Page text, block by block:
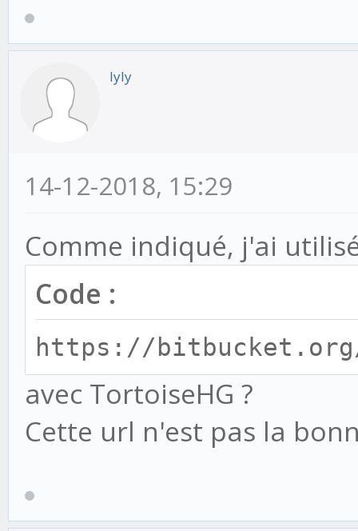
create
module =
y", line 37, in
__import__(name)
File
core\__init__.py",
raise
the form
from e
lyly
14-12-2018, 15:29
Comme indiqué, j'ai
Code :
https://bitbucket.org/
avec TortoiseHG ?
Cette url n'est pas la